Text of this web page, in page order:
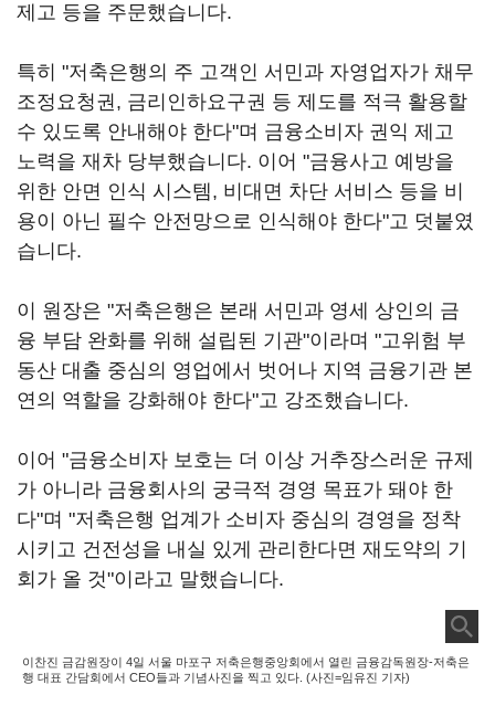
제고 등을 주문했습니다.
특히 "저축은행의 주 고객인 서민과 자영업자가 채무
조정요청권, 금리인하요구권 등 제도를 적극 활용할
수 있도록 안내해야 한다"며 금융소비자 권익 제고
노력을 재차 당부했습니다. 이어 "금융사고 예방을
위한 안면 인식 시스템, 비대면 차단 서비스 등을 비
용이 아닌 필수 안전망으로 인식해야 한다"고 덧붙였
습니다.
이 원장은 "저축은행은 본래 서민과 영세 상인의 금
융 부담 완화를 위해 설립된 기관"이라며 "고위험 부
동산 대출 중심의 영업에서 벗어나 지역 금융기관 본
연의 역할을 강화해야 한다"고 강조했습니다.
이어 "금융소비자 보호는 더 이상 거추장스러운 규제
가 아니라 금융회사의 궁극적 경영 목표가 돼야 한
다"며 "저축은행 업계가 소비자 중심의 경영을 정착
시키고 건전성을 내실 있게 관리한다면 재도약의 기
회가 올 것"이라고 말했습니다.
이찬진 금감원장이 4일 서울 마포구 저축은행중앙회에서 열린 금융감독원장-저축은
행 대표 간담회에서 CEO들과 기념사진을 찍고 있다. (사진=임유진 기자)